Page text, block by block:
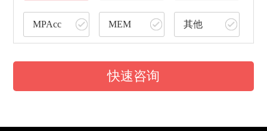
MPAcc MEM 其他
快速咨询